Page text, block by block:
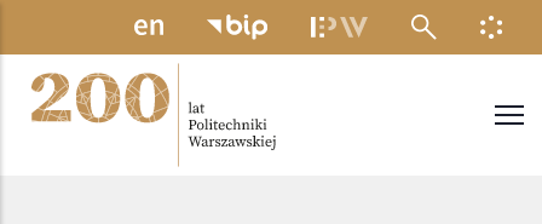
Przejdź do treści
MENU